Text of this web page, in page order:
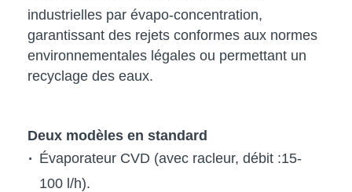
industrielles par évapo-concentration,
garantissant des rejets conformes aux normes
environnementales légales ou permettant un
recyclage des eaux.
Deux modèles en standard
Évaporateur CVD (avec racleur, débit :15-
100 l/h).